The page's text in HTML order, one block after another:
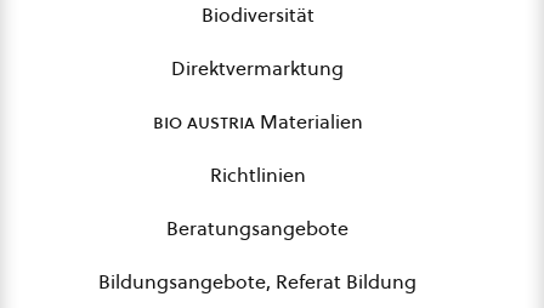
Biodiversität
Direktvermarktung
bio austriaMaterialien
Richtlinien
Beratungsangebote
Bildungsangebote, Referat Bildung